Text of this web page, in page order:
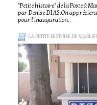
"Petite histoire" de la Poste à
par Denise DIAS.On
pour l'inauguration..
LA PETITE HISTOIRE DE